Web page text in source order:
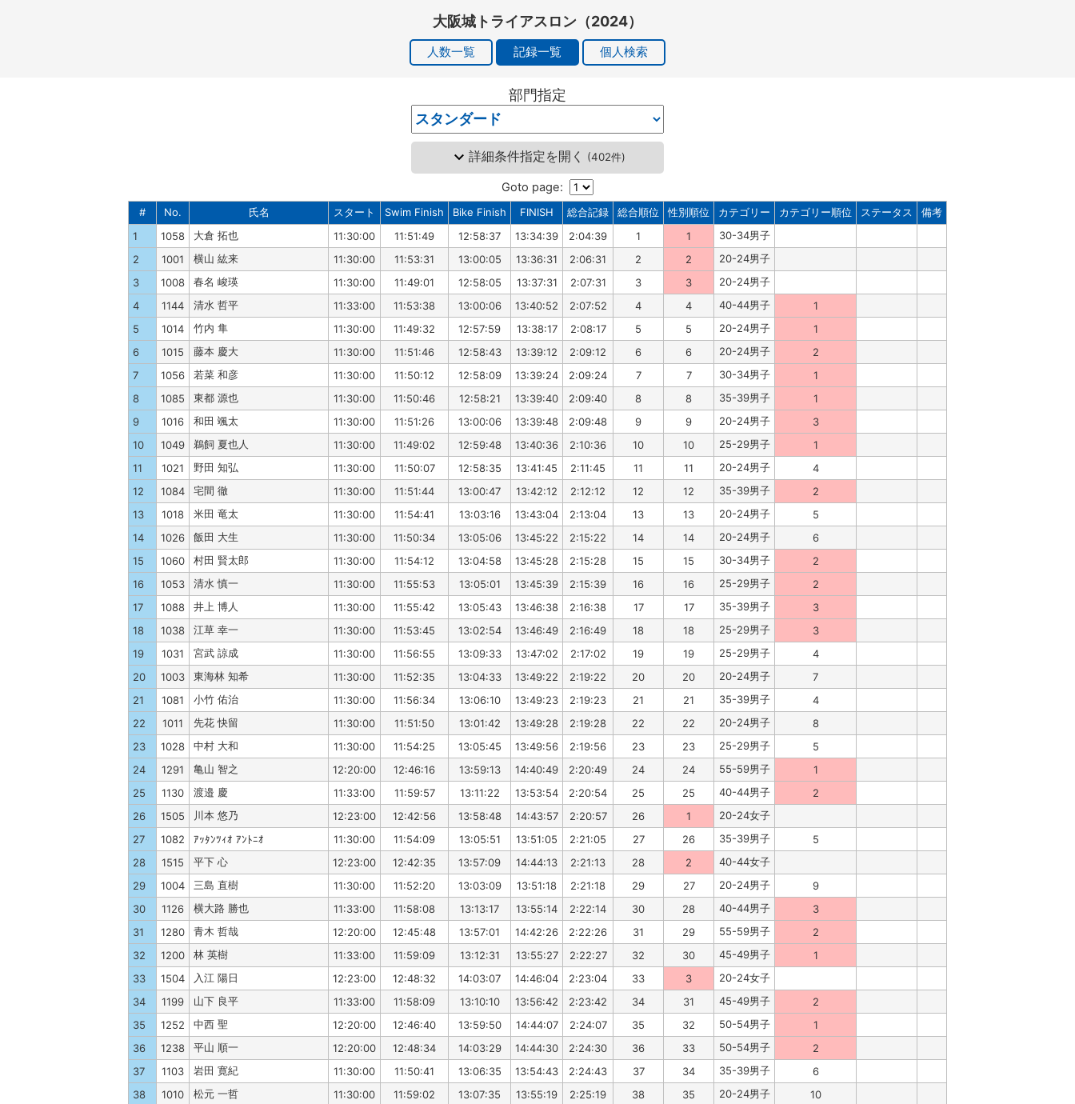
大阪城トライアスロン（2024）
人数一覧 記録一覧 個人検索
部門指定
詳細条件指定を開く (402件)
Goto page:
# No. 氏名 スタート Swim Finish Bike Finish FINISH 総合記録 総合順位 性別順位 カテゴリー カテゴリー順位 ステータス
備考
1
1058 大倉 拓也 11:30:00 11:51:49 12:58:37 13:34:39 2:04:39 1 1
30-34男子
2
1001 横山 紘来 11:30:00 11:53:31 13:00:05 13:36:31 2:06:31 2 2
20-24男子
3
1008 春名 峻瑛 11:30:00 11:49:01 12:58:05 13:37:31 2:07:31 3 3
20-24男子
4
1144 清水 哲平 11:33:00 11:53:38 13:00:06 13:40:52 2:07:52 4 4 40-44男子
1
5
1014 竹内 隼 11:30:00 11:49:32 12:57:59 13:38:17 2:08:17 5 5 20-24男子
1
6
1015 藤本 慶大 11:30:00 11:51:46 12:58:43 13:39:12 2:09:12 6 6 20-24男子
2
7
1056 若菜 和彦 11:30:00 11:50:12 12:58:09 13:39:24 2:09:24 7 7 30-34男子
1
8
1085 東都 源也 11:30:00 11:50:46 12:58:21 13:39:40 2:09:40 8 8 35-39男子
1
9
1016 和田 颯太 11:30:00 11:51:26 13:00:06 13:39:48 2:09:48 9 9 20-24男子
3
10
1049 鵜飼 夏也人 11:30:00 11:49:02 12:59:48 13:40:36 2:10:36 10 10 25-29男子
1
11
1021 野田 知弘 11:30:00 11:50:07 12:58:35 13:41:45 2:11:45 11 11 20-24男子
4
12
1084 宅間 徹 11:30:00 11:51:44 13:00:47 13:42:12 2:12:12 12 12 35-39男子
2
13
1018 米田 竜太 11:30:00 11:54:41 13:03:16 13:43:04 2:13:04 13 13 20-24男子
5
14
1026 飯田 大生 11:30:00 11:50:34 13:05:06 13:45:22 2:15:22 14 14 20-24男子
6
15
1060 村田 賢太郎 11:30:00 11:54:12 13:04:58 13:45:28 2:15:28 15 15 30-34男子
2
16
1053 清水 慎一 11:30:00 11:55:53 13:05:01 13:45:39 2:15:39 16 16 25-29男子
2
17
1088 井上 博人 11:30:00 11:55:42 13:05:43 13:46:38 2:16:38 17 17 35-39男子
3
18
1038 江草 幸一 11:30:00 11:53:45 13:02:54 13:46:49 2:16:49 18 18 25-29男子
3
19
1031 宮武 諒成 11:30:00 11:56:55 13:09:33 13:47:02 2:17:02 19 19 25-29男子
4
20
1003 東海林 知希 11:30:00 11:52:35 13:04:33 13:49:22 2:19:22 20 20 20-24男子
7
21
1081 小竹 佑治 11:30:00 11:56:34 13:06:10 13:49:23 2:19:23 21 21 35-39男子
4
22
1011 先花 快留 11:30:00 11:51:50 13:01:42 13:49:28 2:19:28 22 22 20-24男子
8
23
1028 中村 大和 11:30:00 11:54:25 13:05:45 13:49:56 2:19:56 23 23 25-29男子
5
24
1291 亀山 智之 12:20:00 12:46:16 13:59:13 14:40:49 2:20:49 24 24 55-59男子
1
25
1130 渡邉 慶 11:33:00 11:59:57 13:11:22 13:53:54 2:20:54 25 25 40-44男子
2
26
1505 川本 悠乃 12:23:00 12:42:56 13:58:48 14:43:57 2:20:57 26 1
20-24女子
27
1082 ｱｯﾀﾝﾂｨｵ ｱﾝﾄﾆｵ 11:30:00 11:54:09 13:05:51 13:51:05 2:21:05 27 26 35-39男子
5
28
1515 平下 心 12:23:00 12:42:35 13:57:09 14:44:13 2:21:13 28 2
40-44女子
29
1004 三島 直樹 11:30:00 11:52:20 13:03:09 13:51:18 2:21:18 29 27 20-24男子
9
30
1126 横大路 勝也 11:33:00 11:58:08 13:13:17 13:55:14 2:22:14 30 28 40-44男子
3
31
1280 青木 哲哉 12:20:00 12:45:48 13:57:01 14:42:26 2:22:26 31 29 55-59男子
2
32
1200 林 英樹 11:33:00 11:59:09 13:12:31 13:55:27 2:22:27 32 30 45-49男子
1
33
1504 入江 陽日 12:23:00 12:48:32 14:03:07 14:46:04 2:23:04 33 3
20-24女子
34
1199 山下 良平 11:33:00 11:58:09 13:10:10 13:56:42 2:23:42 34 31 45-49男子
2
35
1252 中西 聖 12:20:00 12:46:40 13:59:50 14:44:07 2:24:07 35 32 50-54男子
1
36
1238 平山 順一 12:20:00 12:48:34 14:03:29 14:44:30 2:24:30 36 33 50-54男子
2
37
1103 岩田 寛紀 11:30:00 11:50:41 13:06:35 13:54:43 2:24:43 37 34 35-39男子
6
38
1010 松元 一哲 11:30:00 11:59:02 13:07:35 13:55:19 2:25:19 38 35 20-24男子
10